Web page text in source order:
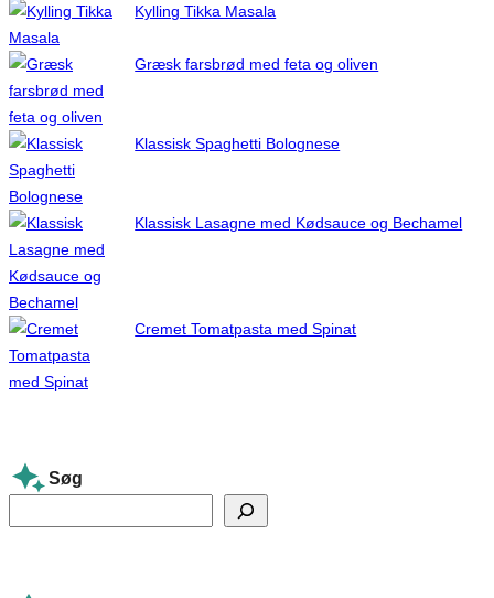
Kylling Tikka Masala
Græsk farsbrød med feta og oliven
Klassisk Spaghetti Bolognese
Klassisk Lasagne med Kødsauce og Bechamel
Cremet Tomatpasta med Spinat
Søg
e